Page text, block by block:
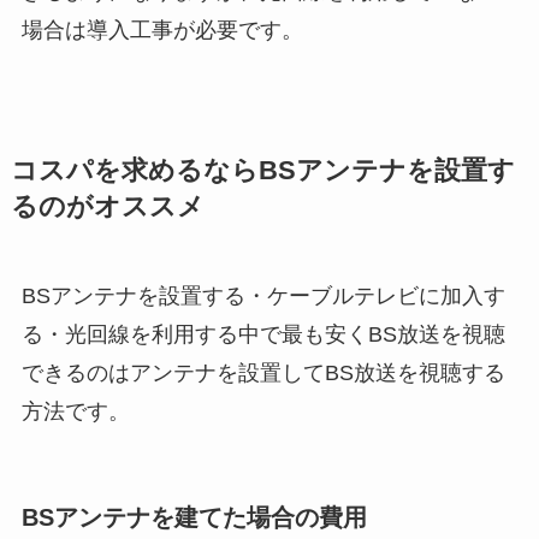
場合は導入工事が必要です。
コスパを求めるならBSアンテナを設置す
るのがオススメ
BSアンテナを設置する・ケーブルテレビに加入す
る・光回線を利用する中で最も安くBS放送を視聴
できるのはアンテナを設置してBS放送を視聴する
方法です。
BSアンテナを建てた場合の費用